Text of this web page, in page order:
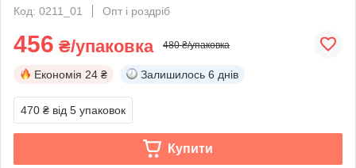
Код: 0211_01
Опт і роздріб
456 ₴/упаковка 480 ₴/упаковка
Економія 24 ₴ Залишилось 6 днів
470 ₴ від 5 упаковок
Купити